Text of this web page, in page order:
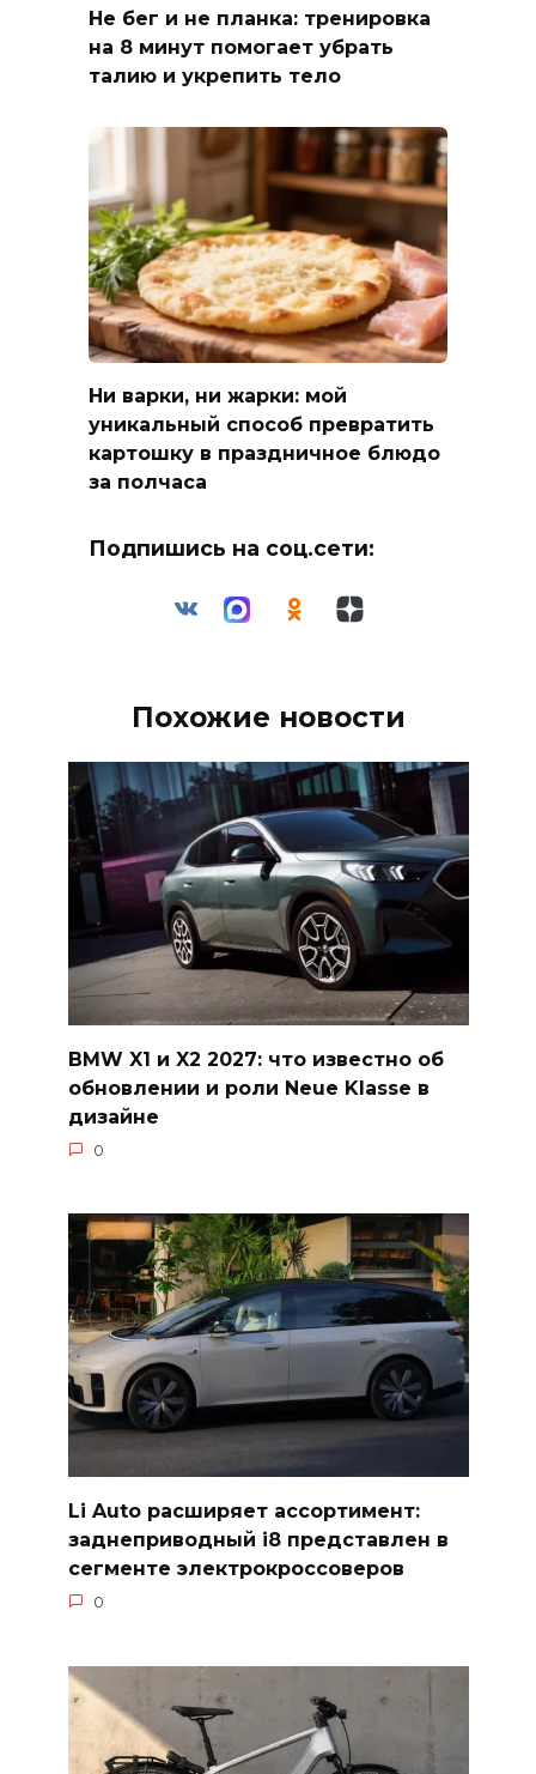
Не бег и не планка: тренировка
на 8 минут помогает убрать
талию и укрепить тело
Ни варки, ни жарки: мой
уникальный способ превратить
картошку в праздничное блюдо
за полчаса
Подпишись на соц.сети:
Похожие новости
BMW X1 и X2 2027: что известно об
обновлении и роли Neue Klasse в
дизайне
0
Li Auto расширяет ассортимент:
заднеприводный i8 представлен в
сегменте электрокроссоверов
0